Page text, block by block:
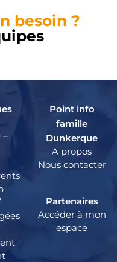
besoin ?
–
Point info
famille
Dunkerque
A propos
Nous contacter
Partenaires
Accéder à mon
espace